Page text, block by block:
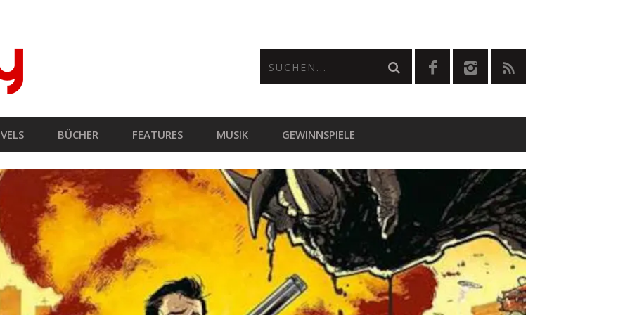
BÜCHER FEATURES MUSIK GEWINNSPIELE